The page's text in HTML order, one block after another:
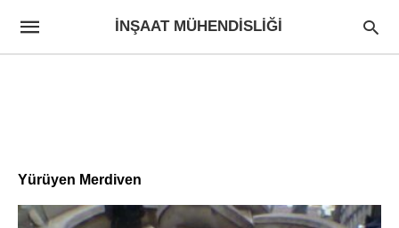
İNŞAAT MÜHENDISLIĞI
Yürüyen Merdiven